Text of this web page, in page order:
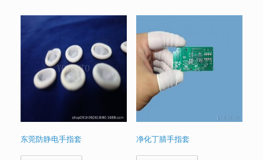
东莞防静电手指套 净化丁腈手指套